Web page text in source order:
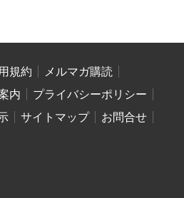
規約
メルマガ購読
内
プライバシーポリシー
サイトマップ
お問合せ